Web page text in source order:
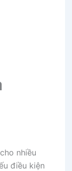
nhiều
điều kiện